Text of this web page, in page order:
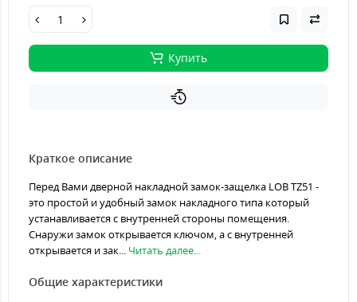
Купить
Краткое описание
Перед Вами дверной накладной замок-защелка LOB TZ51 -
это простой и удобный замок накладного типа который
устанавливается с внутренней стороны помещения.
Снаружи замок открывается ключом, а с внутренней
открывается и зак... Читать далее...
Общие характеристики